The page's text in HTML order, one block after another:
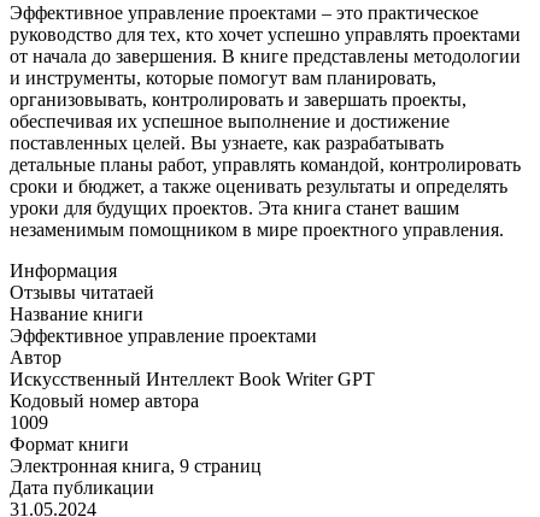
Эффективное управление проектами – это практическое
руководство для тех, кто хочет успешно управлять проектами
от начала до завершения. В книге представлены методологии
и инструменты, которые помогут вам планировать,
организовывать, контролировать и завершать проекты,
обеспечивая их успешное выполнение и достижение
поставленных целей. Вы узнаете, как разрабатывать
детальные планы работ, управлять командой, контролировать
сроки и бюджет, а также оценивать результаты и определять
уроки для будущих проектов. Эта книга станет вашим
незаменимым помощником в мире проектного управления.
Информация
Отзывы читатаей
Название книги
Эффективное управление проектами
Автор
Искусственный Интеллект Book Writer GPT
Кодовый номер автора
1009
Формат книги
Электронная книга, 9 страниц
Дата публикации
31.05.2024